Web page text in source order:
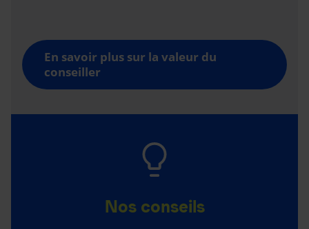
En savoir plus sur la valeur du
conseiller
Nos conseils